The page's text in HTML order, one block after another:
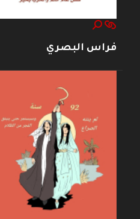
فراس البصري